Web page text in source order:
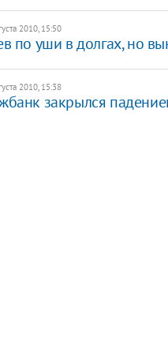
2010, 15:50
по уши в долгах, но
2010, 15:38
закрылся